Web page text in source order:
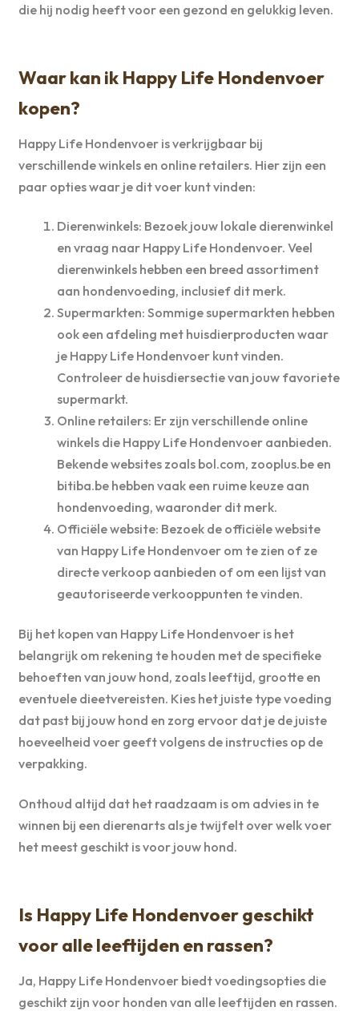
die hij nodig heeft voor een gezond en gelukkig leven.
Waar kan ik Happy Life Hondenvoer
kopen?
Happy Life Hondenvoer is verkrijgbaar bij
verschillende winkels en online retailers. Hier zijn een
paar opties waar je dit voer kunt vinden:
Dierenwinkels: Bezoek jouw lokale dierenwinkel
en vraag naar Happy Life Hondenvoer. Veel
dierenwinkels hebben een breed assortiment
aan hondenvoeding, inclusief dit merk.
Supermarkten: Sommige supermarkten hebben
ook een afdeling met huisdierproducten waar
je Happy Life Hondenvoer kunt vinden.
Controleer de huisdiersectie van jouw favoriete
supermarkt.
Online retailers: Er zijn verschillende online
winkels die Happy Life Hondenvoer aanbieden.
Bekende websites zoals bol.com, zooplus.be en
bitiba.be hebben vaak een ruime keuze aan
hondenvoeding, waaronder dit merk.
Officiële website: Bezoek de officiële website
van Happy Life Hondenvoer om te zien of ze
directe verkoop aanbieden of om een lijst van
geautoriseerde verkooppunten te vinden.
Bij het kopen van Happy Life Hondenvoer is het
belangrijk om rekening te houden met de specifieke
behoeften van jouw hond, zoals leeftijd, grootte en
eventuele dieetvereisten. Kies het juiste type voeding
dat past bij jouw hond en zorg ervoor dat je de juiste
hoeveelheid voer geeft volgens de instructies op de
verpakking.
Onthoud altijd dat het raadzaam is om advies in te
winnen bij een dierenarts als je twijfelt over welk voer
het meest geschikt is voor jouw hond.
Is Happy Life Hondenvoer geschikt
voor alle leeftijden en rassen?
Ja, Happy Life Hondenvoer biedt voedingsopties die
geschikt zijn voor honden van alle leeftijden en rassen.